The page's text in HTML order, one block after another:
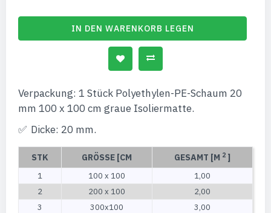
IN DEN WARENKORB LEGEN
Verpackung: 1 Stück Polyethylen-PE-Schaum 20
mm 100 x 100 cm graue Isoliermatte.
Dicke: 20 mm.
STK GRÖSSE [CM GESAMT [M 2 ]
1 100 x 100
1,00
2
200 x 100
2,00
3
300x100
3,00